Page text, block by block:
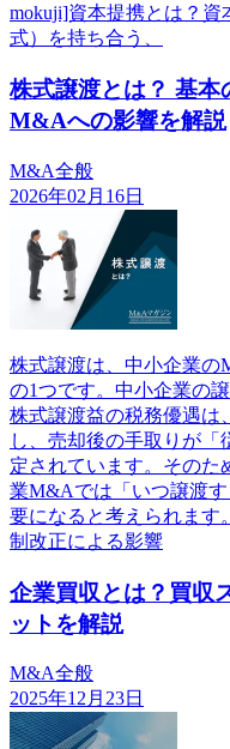
mokuji]資本提携とは？
式）を持ち合う、
株式譲渡とは？ 基本
M&Aへの影響を解説
M&A全般
2026年02月16日
株式譲渡は、中小企業
の1つです。中小企業の
株式譲渡益の税務優遇は
し、売却後の手取りが
定されています。そのた
業M&Aでは「いつ譲渡
要になると考えられます
制改正による影響
企業買収とは？買収
ットを解説
M&A全般
2025年12月23日